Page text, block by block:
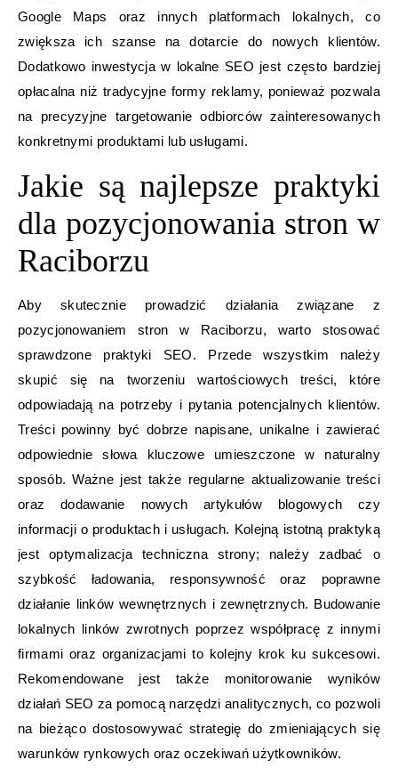
Google Maps oraz innych platformach lokalnych, co
zwiększa ich szanse na dotarcie do nowych klientów.
Dodatkowo inwestycja w lokalne SEO jest często bardziej
opłacalna niż tradycyjne formy reklamy, ponieważ pozwala
na precyzyjne targetowanie odbiorców zainteresowanych
konkretnymi produktami lub usługami.
Jakie są najlepsze praktyki
dla pozycjonowania stron w
Raciborzu
Aby skutecznie prowadzić działania związane z
pozycjonowaniem stron w Raciborzu, warto stosować
sprawdzone praktyki SEO. Przede wszystkim należy
skupić się na tworzeniu wartościowych treści, które
odpowiadają na potrzeby i pytania potencjalnych klientów.
Treści powinny być dobrze napisane, unikalne i zawierać
odpowiednie słowa kluczowe umieszczone w naturalny
sposób. Ważne jest także regularne aktualizowanie treści
oraz dodawanie nowych artykułów blogowych czy
informacji o produktach i usługach. Kolejną istotną praktyką
jest optymalizacja techniczna strony; należy zadbać o
szybkość ładowania, responsywność oraz poprawne
działanie linków wewnętrznych i zewnętrznych. Budowanie
lokalnych linków zwrotnych poprzez współpracę z innymi
firmami oraz organizacjami to kolejny krok ku sukcesowi.
Rekomendowane jest także monitorowanie wyników
działań SEO za pomocą narzędzi analitycznych, co pozwoli
na bieżąco dostosowywać strategię do zmieniających się
warunków rynkowych oraz oczekiwań użytkowników.